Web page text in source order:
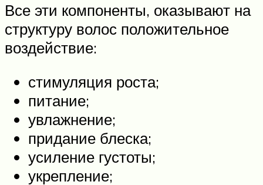
Все эти компоненты, оказывают на
структуру волос положительное
воздействие:
стимуляция роста;
питание;
увлажнение;
придание блеска;
усиление густоты;
укрепление;